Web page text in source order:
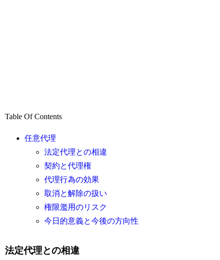
Table Of Contents
任意代理
法定代理との相違
契約と代理権
代理行為の効果
取消と解除の扱い
権限濫用のリスク
今日的意義と今後の方向性
法定代理との相違